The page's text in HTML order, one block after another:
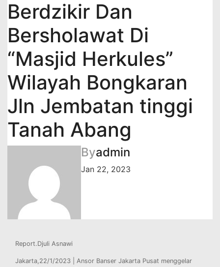
Berdzikir Dan
Bersholawat Di
“Masjid Herkules”
Wilayah Bongkaran
Jln Jembatan tinggi
Tanah Abang
Byadmin
Jan 22, 2023
Report.Djuli Asnawi
Jakarta,22/1/2023 | Ansor Banser Jakarta Pusat menggelar